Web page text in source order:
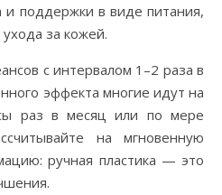
и поддержки в виде питания,
за кожей.
с интервалом 1–2 раза в
эффекта многие идут на
раз в месяц или по мере
на мгновенную
ручная пластика — это